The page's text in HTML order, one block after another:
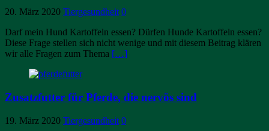
20. März 2020 Tiergesundheit 0
Darf mein Hund Kartoffeln essen? Dürfen Hunde Kartoffeln essen?
Diese Frage stellen sich nicht wenige und mit diesem Beitrag klären
wir alle Fragen zum Thema […]
Zusatzfutter für Pferde, die nervös sind
19. März 2020 Tiergesundheit 0